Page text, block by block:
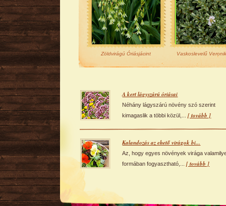
Zöldvirágú Óriásjácint Vaskoslevelű
A kert lágyszárú óriásai
Néhány lágyszárú növény szó szerint
kimagaslik a többi közül,...[ tovább ]
Kalandozás az ehető virágok bi...
Az, hogy egyes növények virága
formában fogyasztható,...[ tovább ]